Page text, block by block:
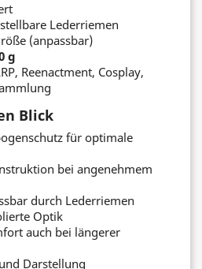
Lederriemen
(anpassbar)
g
Reenactment, Cosplay,
Blick
für optimale
bei angenehmem
durch Lederriemen
Optik
auch bei längerer
Darstellung